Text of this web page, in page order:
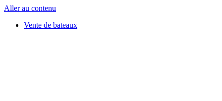
Aller au contenu
Vente de bateaux